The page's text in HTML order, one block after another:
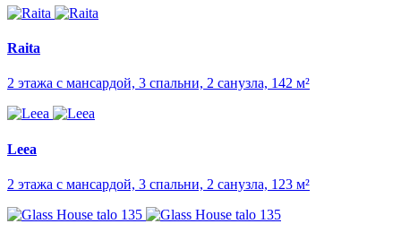
Raita
2 этажа с мансардой, 3 спальни, 2 санузла, 142 м²
Leea
2 этажа с мансардой, 3 спальни, 2 санузла, 123 м²